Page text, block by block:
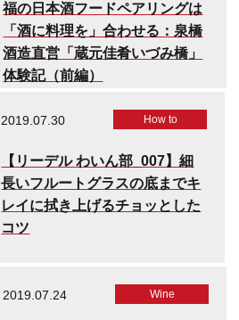
福の日本酒フードペアリングは
「酒に料理を」合わせる：泉橋
酒造直営「蔵元佳肴いづみ橋」
体験記（前編）
2019.07.30 How to
【リーデル わいん部_007】細
長いフルートグラスの底までキ
レイに拭き上げるチョッとした
コツ
2019.07.24 Wine